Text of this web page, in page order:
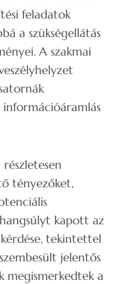
feladatok
a szükségellátás
A szakmai
információáramlás
tényezőket,
kapott az
tekintettel
jelentős
megismerkedtek a